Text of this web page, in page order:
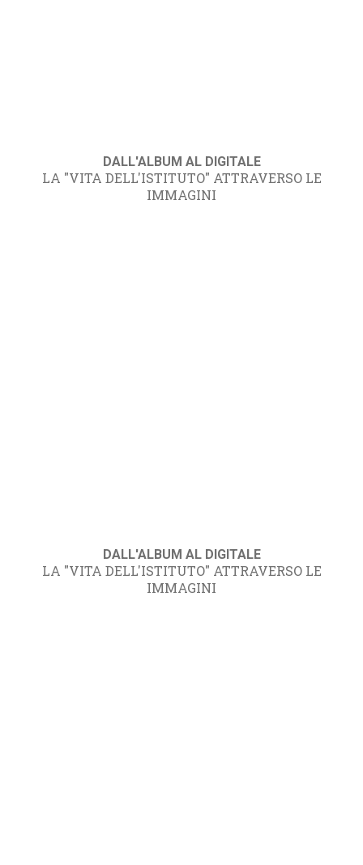
DALL'ALBUM AL DIGITALE
LA "VITA DELL'ISTITUTO" ATTRAVERSO LE
IMMAGINI
DALL'ALBUM AL DIGITALE
LA "VITA DELL'ISTITUTO" ATTRAVERSO LE
IMMAGINI